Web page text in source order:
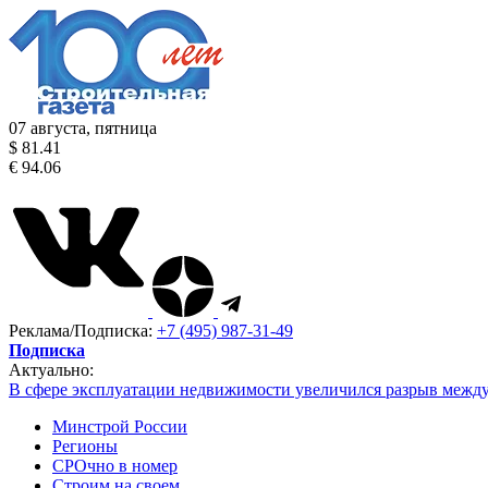
07 августа, пятница
$ 81.41
€ 94.06
Реклама/Подписка: +7 (495) 987-31-49
Подписка
Актуально:
В сфере эксплуатации недвижимости увеличился разрыв
Минстрой России
Регионы
СРОчно в номер